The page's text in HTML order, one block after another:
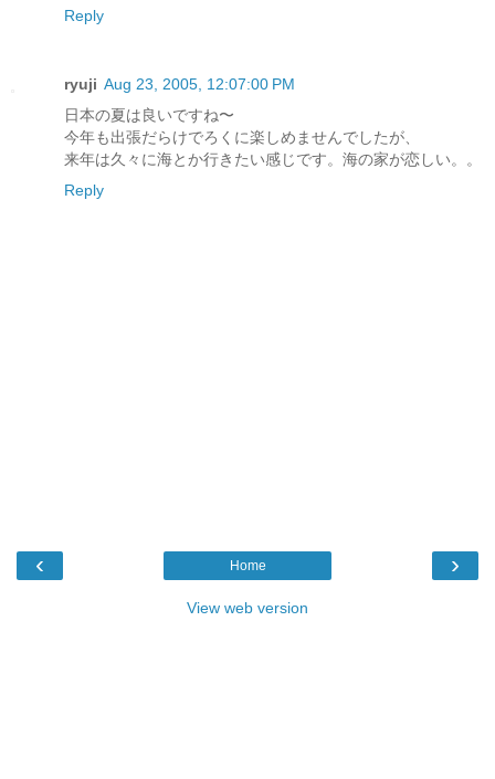
Reply
ryuji Aug 23, 2005, 12:07:00 PM
日本の夏は良いですね〜
今年も出張だらけでろくに楽しめませんでしたが、
来年は久々に海とか行きたい感じです。海の家が恋しい。。
Reply
‹ ›
Home
View web version